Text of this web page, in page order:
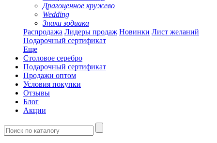
Драгоценное кружево
Wedding
Знаки зодиака
Распродажа Лидеры продаж Новинки Лист желаний
Подарочный сертификат
Еще
Столовое серебро
Подарочный сертификат
Продажи оптом
Условия покупки
Отзывы
Блог
Акции